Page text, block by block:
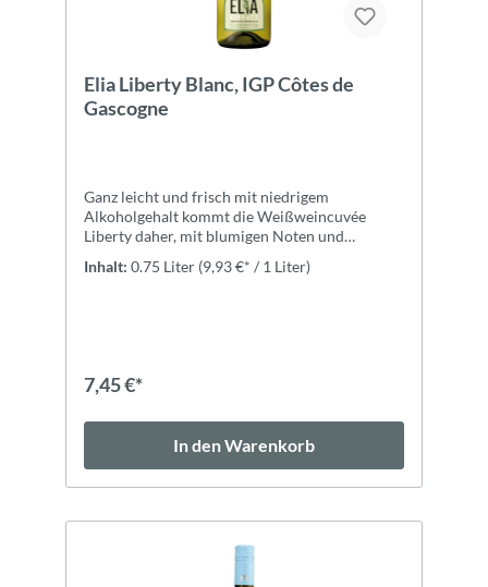
Elia Liberty Blanc, IGP Côtes de
Gascogne
Ganz leicht und frisch mit niedrigem
Alkoholgehalt kommt die Weißweincuvée
Liberty daher, mit blumigen Noten und
Zitrone.ExpertiseDen leichten Alkoholgehalt
aufgebraucht ist, was den natürlichen,
Konservierungsmittel: E228
KALIUMBISULFITE, E220 SULFITE; Stabilisator:
Carboxymethylcellulose. Unter
Inhalt: 0.75 Liter (9,93 €* / 1 Liter)
7,45 €*
In den Warenkorb